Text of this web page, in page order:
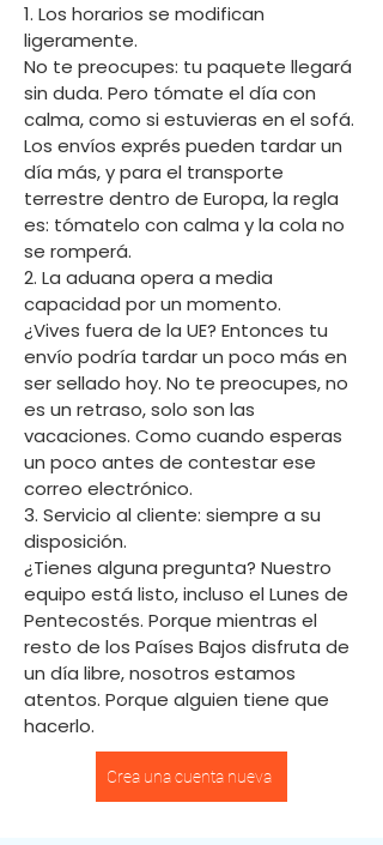
1. Los horarios se modifican
ligeramente.
No te preocupes: tu paquete llegará
sin duda. Pero tómate el día con
calma, como si estuvieras en el sofá.
Los envíos exprés pueden tardar un
día más, y para el transporte
terrestre dentro de Europa, la regla
es: tómatelo con calma y la cola no
se romperá.
2. La aduana opera a media
capacidad por un momento.
¿Vives fuera de la UE? Entonces tu
envío podría tardar un poco más en
ser sellado hoy. No te preocupes, no
es un retraso, solo son las
vacaciones. Como cuando esperas
un poco antes de contestar ese
correo electrónico.
3. Servicio al cliente: siempre a su
disposición.
¿Tienes alguna pregunta? Nuestro
equipo está listo, incluso el Lunes de
Pentecostés. Porque mientras el
resto de los Países Bajos disfruta de
un día libre, nosotros estamos
atentos. Porque alguien tiene que
hacerlo.
Crea una cuenta nueva